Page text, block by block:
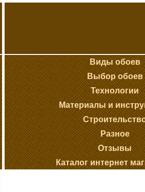
Виды обоев
Выбор обоев
Технологии
Материалы и
Разное
Отзывы
Каталог интернет